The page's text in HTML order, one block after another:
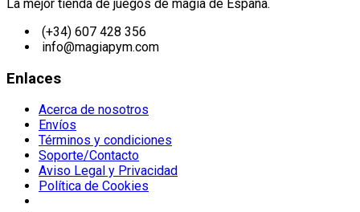
La mejor tienda de juegos de magia de España.
(+34) 607 428 356
info@magiapym.com
Enlaces
Acerca de nosotros
Envíos
Términos y condiciones
Soporte/Contacto
Aviso Legal y Privacidad
Política de Cookies